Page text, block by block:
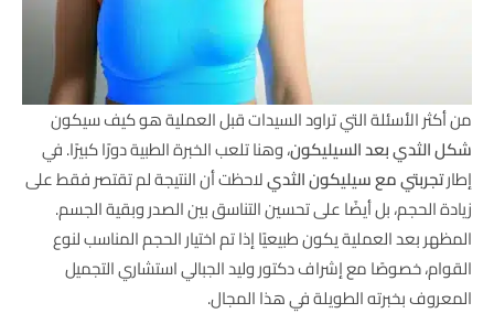
من أكثر الأسئلة التي تراود السيدات قبل العملية هو كيف سيكون
شكل الثدي بعد السيليكون، وهنا تلعب الخبرة الطبية دورًا كبيرًا. في
إطارتجربتي مع سيليكون الثديلاحظت أن النتيجة لم تقتصر فقط على
زيادة الحجم، بل أيضًا على تحسين التناسق بين الصدر وبقية الجسم.
المظهر بعد العملية يكون طبيعيًا إذا تم اختيار الحجم المناسب لنوع
القوام، خصوصًا مع إشراف دكتور وليد الجبالي استشاري التجميل
المعروف بخبرته الطويلة في هذا المجال.